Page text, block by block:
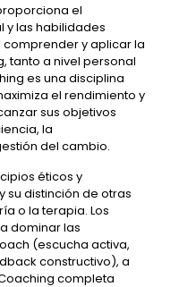
el
y las habilidades
y aplicar la
tanto a nivel personal
es una disciplina
el rendimiento y
sus objetivos
la
del cambio.
éticos y
su distinción de otras
o la terapia. Los
dominar las
(escucha activa,
constructivo), a
completa